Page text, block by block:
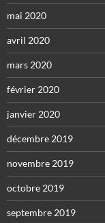
mai 2020
avril 2020
mars 2020
février 2020
janvier 2020
décembre 2019
novembre 2019
octobre 2019
septembre 2019